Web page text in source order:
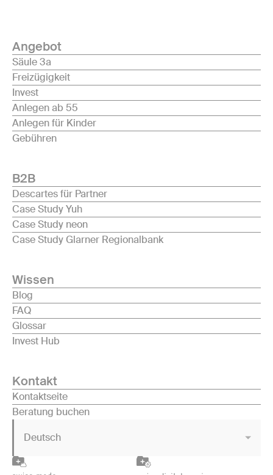
Angebot
Säule 3a
Freizügigkeit
Invest
Anlegen ab 55
Anlegen für Kinder
Gebühren
B2B
Descartes für Partner
Case Study Yuh
Case Study neon
Case Study Glarner Regionalbank
Wissen
Blog
FAQ
Glossar
Invest Hub
Kontakt
Kontaktseite
Beratung buchen
Deutsch